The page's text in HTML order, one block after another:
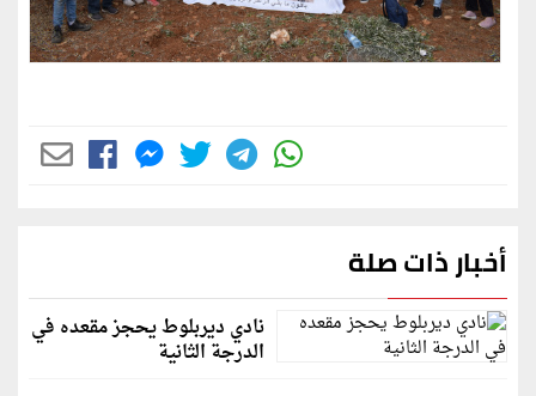
أخبار ذات صلة
نادي ديربلوط يحجز مقعده في
الدرجة الثانية